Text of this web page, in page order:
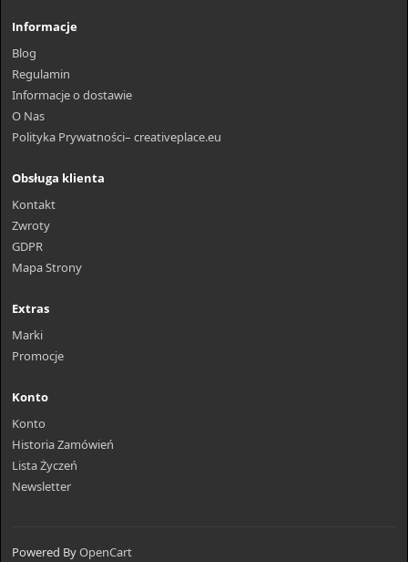
Informacje
Blog
Regulamin
Informacje o dostawie
O Nas
Polityka Prywatności– creativeplace.eu
Obsługa klienta
Kontakt
Zwroty
GDPR
Mapa Strony
Extras
Marki
Promocje
Konto
Konto
Historia Zamówień
Lista Życzeń
Newsletter
Powered ByOpenCart